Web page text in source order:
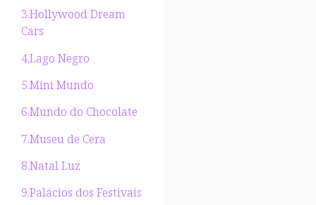
3.Hollywood Dream
Cars
4.Lago Negro
5.Mini Mundo
6.Mundo do Chocolate
7.Museu de Cera
8.Natal Luz
9.Palácios dos Festivais